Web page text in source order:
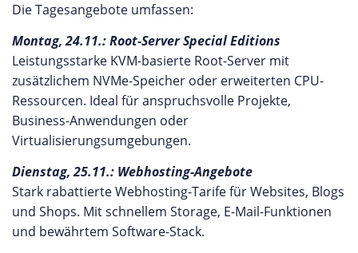
Die Tagesangebote umfassen:
Montag, 24.11.: Root-Server Special Editions
Leistungsstarke KVM-basierte Root-Server mit
zusätzlichem NVMe-Speicher oder erweiterten CPU-
Ressourcen. Ideal für anspruchsvolle Projekte,
Business-Anwendungen oder
Virtualisierungsumgebungen.
Dienstag, 25.11.: Webhosting-Angebote
Stark rabattierte Webhosting-Tarife für Websites, Blogs
und Shops. Mit schnellem Storage, E-Mail-Funktionen
und bewährtem Software-Stack.